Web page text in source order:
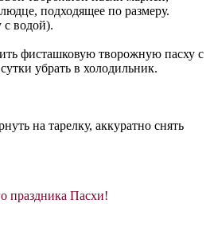
подходящее по размеру.
с водой).
фисташковую творожную пасху с
убрать в холодильник.
на тарелку, аккуратно снять
праздника Пасхи!